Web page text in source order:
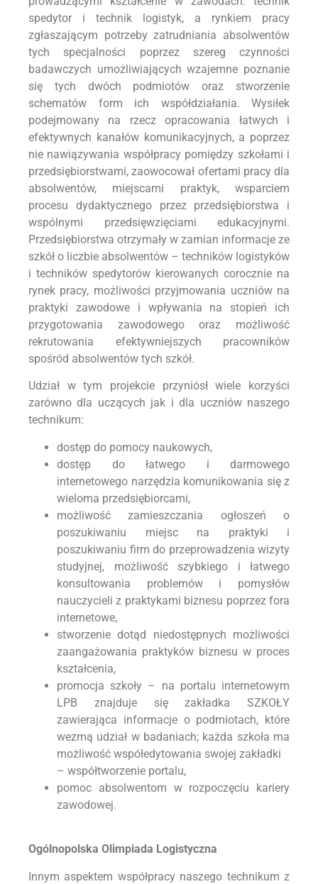
spedytor i technik logistyk, a rynkiem pracy
zgłaszającym potrzeby zatrudniania absolwentów
tych specjalności poprzez szereg czynności
badawczych umożliwiających wzajemne poznanie
się tych dwóch podmiotów oraz stworzenie
schematów form ich współdziałania. Wysiłek
podejmowany na rzecz opracowania łatwych i
efektywnych kanałów komunikacyjnych, a poprzez
nie nawiązywania współpracy pomiędzy szkołami i
przedsiębiorstwami, zaowocował ofertami pracy dla
absolwentów, miejscami praktyk, wsparciem
procesu dydaktycznego przez przedsiębiorstwa i
wspólnymi przedsięwzięciami edukacyjnymi.
Przedsiębiorstwa otrzymały w zamian informacje ze
szkół o liczbie absolwentów – techników logistyków
i techników spedytorów kierowanych corocznie na
rynek pracy, możliwości przyjmowania uczniów na
praktyki zawodowe i wpływania na stopień ich
przygotowania zawodowego oraz możliwość
rekrutowania efektywniejszych pracowników
spośród absolwentów tych szkół.
Udział w tym projekcie przyniósł wiele korzyści
zarówno dla uczących jak i dla uczniów naszego
technikum:
dostęp do pomocy naukowych,
dostęp do łatwego i darmowego
internetowego narzędzia komunikowania się z
wieloma przedsiębiorcami,
możliwość zamieszczania ogłoszeń o
poszukiwaniu miejsc na praktyki i
poszukiwaniu firm do przeprowadzenia wizyty
studyjnej, możliwość szybkiego i łatwego
konsultowania problemów i pomysłów
nauczycieli z praktykami biznesu poprzez fora
internetowe,
stworzenie dotąd niedostępnych możliwości
zaangażowania praktyków biznesu w proces
kształcenia,
promocja szkoły – na portalu internetowym
LPB znajduje się zakładka SZKOŁY
zawierająca informacje o podmiotach, które
wezmą udział w badaniach; każda szkoła ma
możliwość współedytowania swojej zakładki
– współtworzenie portalu,
pomoc absolwentom w rozpoczęciu kariery
zawodowej.
Ogólnopolska Olimpiada Logistyczna
Innym aspektem współpracy naszego technikum z